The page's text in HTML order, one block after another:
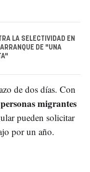
LA SELECTIVIDAD EN
DE "UNA
de dos días. Con
personas migrantes
pueden solicitar
por un año.